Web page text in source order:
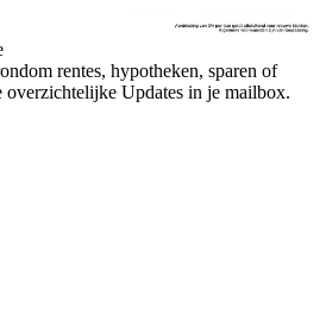
rentes, hypotheken, sparen of
overzichtelijke Updates in je mailbox.